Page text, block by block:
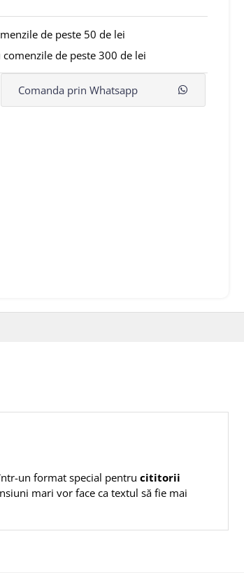
de peste 50 de lei
de peste 300 de lei
Comanda prin Whatsapp
un format special pentru cititorii
mari vor face ca textul să fie mai